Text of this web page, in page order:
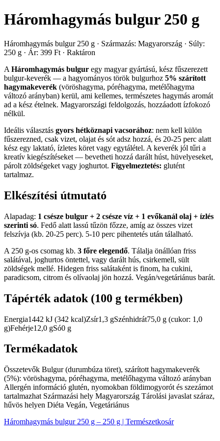
Háromhagymás bulgur 250 g
Háromhagymás bulgur 250 g · Származás: Magyarország · Súly:
250 g · Ár: 399 Ft · Raktáron
A Háromhagymás bulgur egy magyar gyártású, kész fűszerezett
bulgur-keverék — a hagyományos török bulgurhoz 5% szárított
hagymakeverék (vöröshagyma, póréhagyma, metélőhagyma
változó arányban) kerül, ami kellemes, természetes hagymás aromát
ad a kész ételnek. Magyarországi feldolgozás, hozzáadott ízfokozó
nélkül.
Ideális választás gyors hétköznapi vacsorához: nem kell külön
fűszerezned, csak vizet, olajat és sót adsz hozzá, és 20-25 perc alatt
kész egy laktató, ízletes köret vagy egytálétel. A keverék jól tűri a
kreatív kiegészítéseket — bevetheti hozzá darált húst, hüvelyeseket,
párolt zöldségeket vagy joghurtot. Figyelmeztetés: glutént
tartalmaz.
Elkészítési útmutató
Alapadag: 1 csésze bulgur + 2 csésze víz + 1 evőkanál olaj + ízlés
szerinti só. Fedő alatt lassú tűzön főzze, amíg az összes vizet
felszívja (kb. 20-25 perc). 5-10 perc pihentetés után tálalható.
A 250 g-os csomag kb. 3 főre elegendő. Tálalja önállóan friss
salátával, joghurtos öntettel, vagy darált hús, csirkemell, sült
zöldségek mellé. Hidegen friss salátaként is finom, ha cukini,
paradicsom, citrom és olívaolaj jön hozzá. Vegán/vegetáriánus barát.
Tápérték adatok (100 g termékben)
Energia1442 kJ (342 kcal)Zsír1,3 gSzénhidrát75,0 g (cukor: 1,0
g)Fehérje12,0 gSó0 g
Termékadatok
Összetevők Bulgur (durumbúza töret), szárított hagymakeverék
(5%): vöröshagyma, póréhagyma, metélőhagyma változó arányban
Allergén információ glutén, nyomokban földimogyorót és szezámot
tartalmazhat Származási hely Magyarország Tárolási javaslat száraz,
hűvös helyen Diéta Vegán, Vegetáriánus
Háromhagymás bulgur 250 g – 250 g | Természetkosár